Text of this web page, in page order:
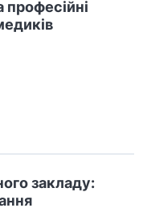
закладу: